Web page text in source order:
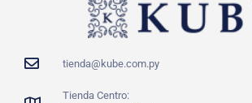
tienda@kube.com.py
Tienda Centro: